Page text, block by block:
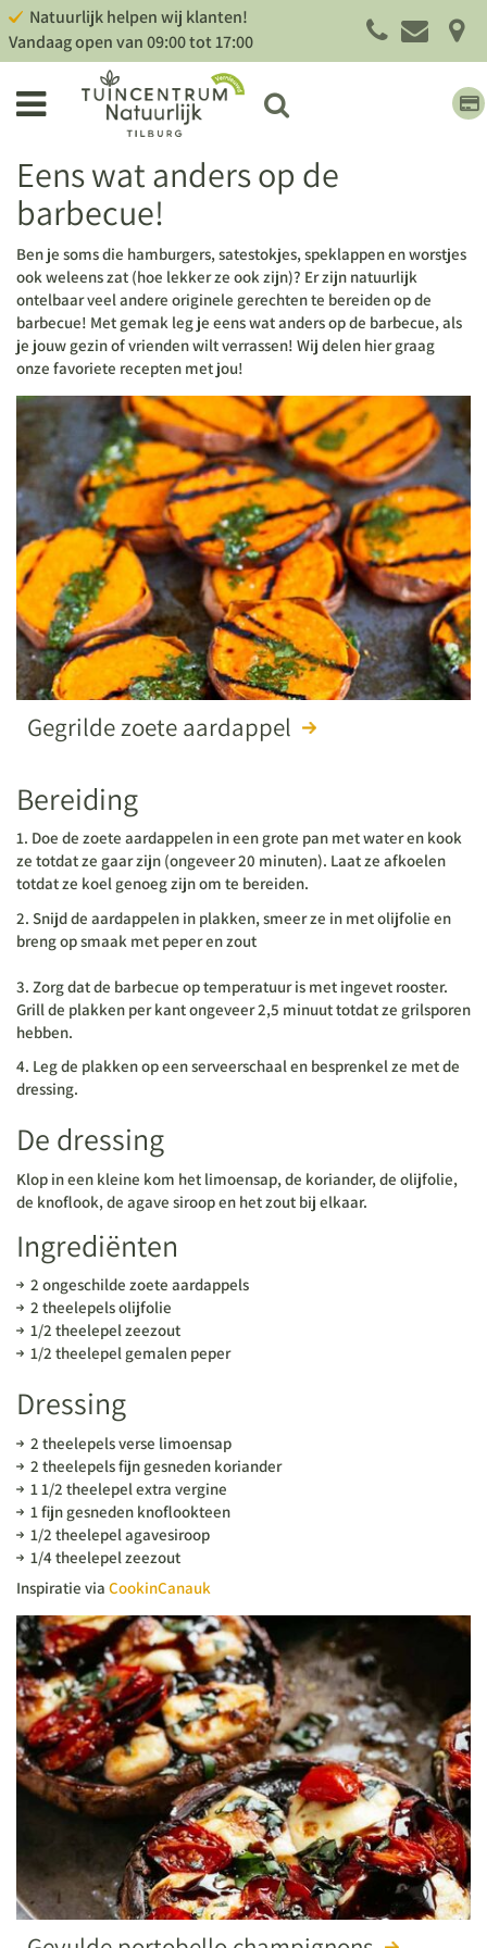
Natuurlijk helpen wij klanten!
Vandaag open van09:00tot17:00
Eens wat anders op de
barbecue!
Ben je soms die hamburgers, satestokjes, speklappen en worstjes
ook weleens zat (hoe lekker ze ook zijn)? Er zijn natuurlijk
ontelbaar veel andere originele gerechten te bereiden op de
barbecue! Met gemak leg je eens wat anders op de barbecue, als
je jouw gezin of vrienden wilt verrassen! Wij delen hier graag
onze favoriete recepten met jou!
Gegrilde zoete aardappel
Bereiding
1. Doe de zoete aardappelen in een grote pan met water en kook
ze totdat ze gaar zijn (ongeveer 20 minuten). Laat ze afkoelen
totdat ze koel genoeg zijn om te bereiden.
2. Snijd de aardappelen in plakken, smeer ze in met olijfolie en
breng op smaak met peper en zout
3. Zorg dat de barbecue op temperatuur is met ingevet rooster.
Grill de plakken per kant ongeveer 2,5 minuut totdat ze grilsporen
hebben.
4. Leg de plakken op een serveerschaal en besprenkel ze met de
dressing.
De dressing
Klop in een kleine kom het limoensap, de koriander, de olijfolie,
de knoflook, de agave siroop en het zout bij elkaar.
Ingrediënten
2 ongeschilde zoete aardappels
2 theelepels olijfolie
1/2 theelepel zeezout
1/2 theelepel gemalen peper
Dressing
2 theelepels verse limoensap
2 theelepels fijn gesneden koriander
1 1/2 theelepel extra vergine
1 fijn gesneden knoflookteen
1/2 theelepel agavesiroop
1/4 theelepel zeezout
Inspiratie via CookinCanauk